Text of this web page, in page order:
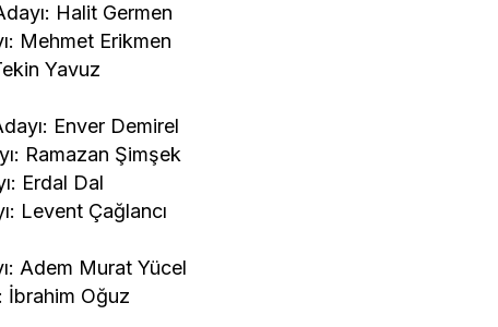
Halit Germen
Mehmet Erikmen
Yavuz
Enver Demirel
Ramazan Şimşek
Erdal Dal
Levent Çağlancı
Adem Murat Yücel
İbrahim Oğuz